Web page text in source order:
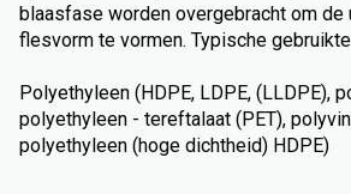
blaasfase worden overgebracht om de
flesvorm te vormen. Typische
Polyethyleen (HDPE, LDPE, (LLDPE),
polyethyleen - tereftalaat (PET),
polyethyleen (hoge dichtheid) HDPE)